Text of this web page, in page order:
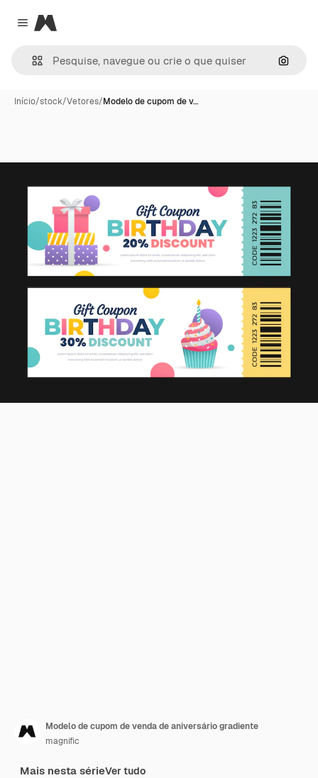
Close menu
Magnific
Início/stock/Vetores/Modelo de cupom de v…
Modelo de cupom de venda de aniversário gradiente
magnific
Mais nesta sérieVer tudo